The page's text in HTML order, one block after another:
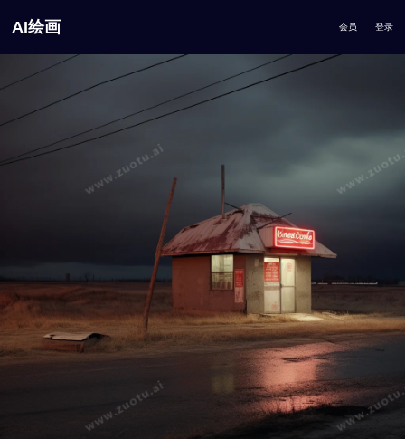
AI绘画 会员 登录